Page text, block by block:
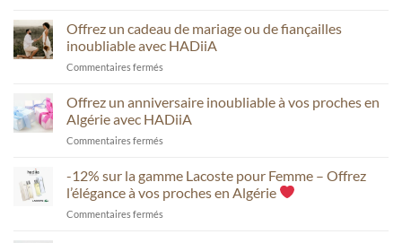
bouquet
de
fleurs
vos
proches
Algérie
HADiiA
Offrez un cadeau de mariage ou de fiançailles
inoubliable avec HADiiA
Commentaires fermés
cadeau
de
mariage
de
fiançailles
inoubliable
avec
Offrez un anniversaire inoubliable à vos proches en
Algérie avec HADiiA
Commentaires fermés
anniversaire
inoubliable
à
-12% sur la gamme Lacoste pour Femme – Offrez
l’élégance à vos proches en Algérie
Commentaires fermés